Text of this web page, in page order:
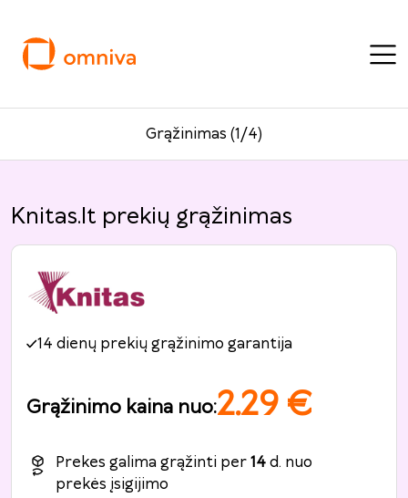
Grąžinimas (1/4)
Knitas.lt prekių grąžinimas
14 dienų prekių grąžinimo garantija
Grąžinimo kaina nuo:2.29 €
Prekes galima grąžinti per14d. nuo
prekės įsigijimo